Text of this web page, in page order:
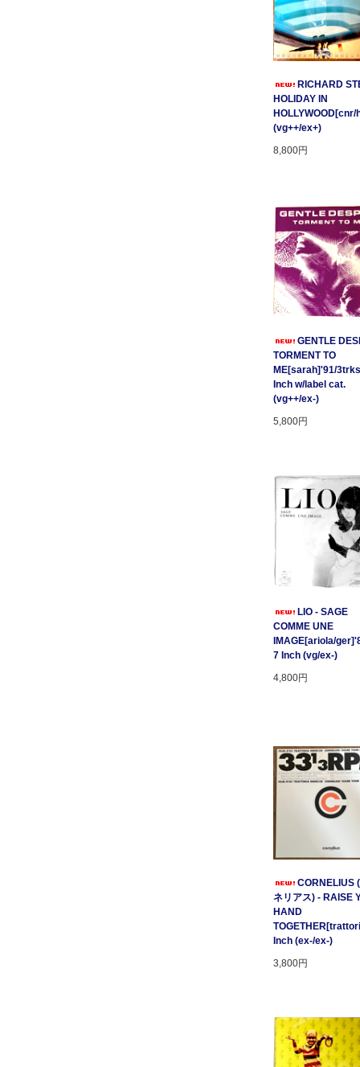
RICHARD
HOLIDAY IN
(vg++/ex+)
8,800円
GENTLE
TORMENT TO
ME[sarah]'91/
Inch w/label cat.
(vg++/ex-)
5,800円
LIO - SAGE
COMME UNE
IMAGE[ariola/
7 Inch (vg/ex-)
4,800円
CORNELIUS
ネリアス) - RAISE
HAND
Inch (ex-/ex-)
3,800円